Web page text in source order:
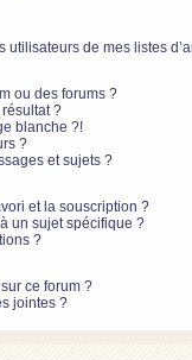
de mes listes
ou des forums ?
?
blanche ?!
?
et sujets ?
et la souscription ?
un sujet spécifique ?
?
ce forum ?
jointes ?